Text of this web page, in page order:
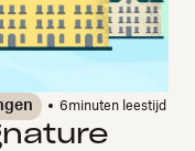
6minuten leestijd